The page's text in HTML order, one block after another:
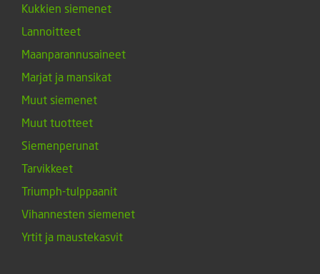
Kukkien siemenet
Lannoitteet
Maanparannusaineet
Marjat ja mansikat
Muut siemenet
Muut tuotteet
Siemenperunat
Tarvikkeet
Triumph-tulppaanit
Vihannesten siemenet
Yrtit ja maustekasvit